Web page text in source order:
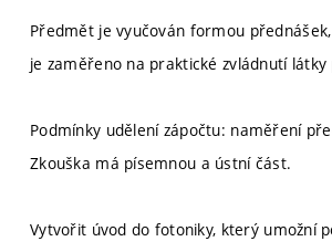
Předmět je vyučován formou
je zaměřeno na praktické zvládnutí
Podmínky udělení zápočtu: naměření
Zkouška má písemnou a ústní část.
Vytvořit úvod do fotoniky, který umožní